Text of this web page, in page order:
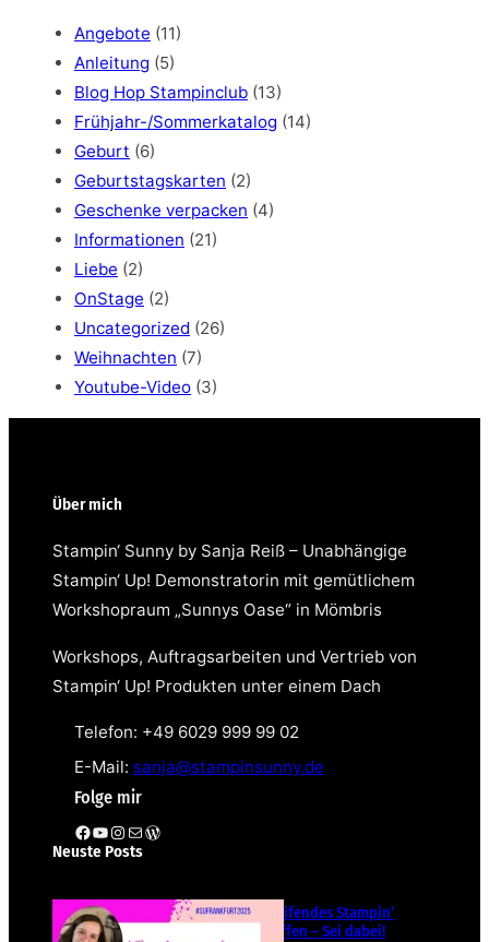
Angebote (11)
Anleitung (5)
Blog Hop Stampinclub (13)
Frühjahr-/Sommerkatalog (14)
Geburt (6)
Geburtstagskarten (2)
Geschenke verpacken (4)
Informationen (21)
Liebe (2)
OnStage (2)
Uncategorized (26)
Weihnachten (7)
Youtube-Video (3)
Über mich
Stampin‘ Sunny by Sanja Reiß – Unabhängige
Stampin‘ Up! Demonstratorin mit gemütlichem
Workshopraum „Sunnys Oase“ in Mömbris
Workshops, Auftragsarbeiten und Vertrieb von
Stampin‘ Up! Produkten unter einem Dach
Telefon: +49 6029 999 99 02
E-Mail: sanja@stampinsunny.de
Folge mir
Facebook YouTube Instagram E-Mail WordPress
Neuste Posts
Teamübergreifendes Stampin‘
Up! Demotreffen – Sei dabei!